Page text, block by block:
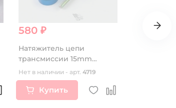
580 ₽
Натяжитель цепи
трансмиссии 15mm
(синий) RIDE IT
Нет в наличии - арт. 4719
Купить
7 900 ₽